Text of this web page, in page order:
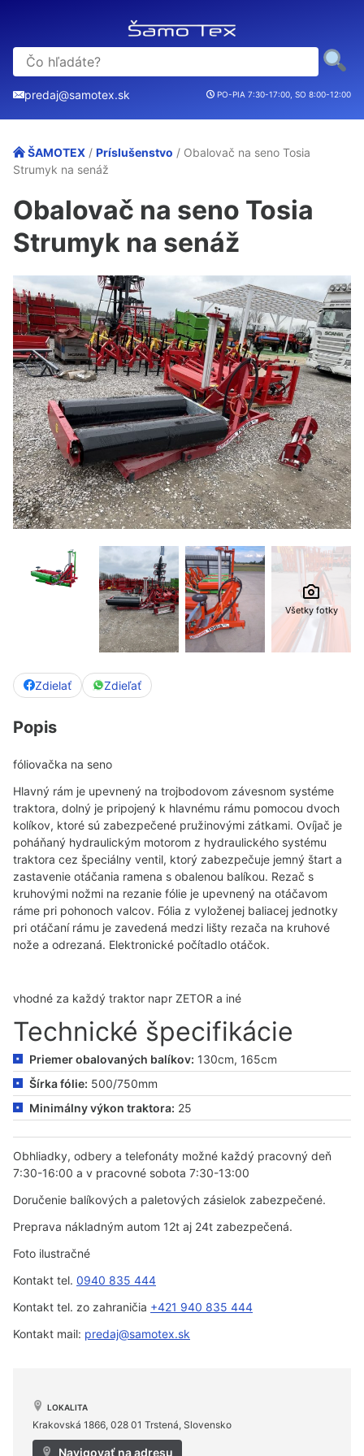
predaj@samotex.sk PO-PIA 7:30-17:00, SO 8:00-12:00
ŠAMOTEX / Príslušenstvo / Obalovač na seno Tosia
Strumyk na senáž
Obalovač na seno Tosia
Strumyk na senáž
Všetky fotky
Zdielať Zdieľať
Popis
fóliovačka na seno
Hlavný rám je upevnený na trojbodovom závesnom systéme
traktora, dolný je pripojený k hlavnému rámu pomocou dvoch
kolíkov, ktoré sú zabezpečené pružinovými zátkami. Ovíjač je
poháňaný hydraulickým motorom z hydraulického systému
traktora cez špeciálny ventil, ktorý zabezpečuje jemný štart a
zastavenie otáčania ramena s obalenou balíkou. Rezač s
kruhovými nožmi na rezanie fólie je upevnený na otáčavom
ráme pri pohonoch valcov. Fólia z vyloženej baliacej jednotky
pri otáčaní rámu je zavedená medzi lišty rezača na kruhové
nože a odrezaná. Elektronické počítadlo otáčok.
vhodné za každý traktor napr ZETOR a iné
Technické špecifikácie
Priemer obalovaných balíkov: 130cm, 165cm
Šírka fólie: 500/750mm
Minimálny výkon traktora: 25
Obhliadky, odbery a telefonáty možné každý pracovný deň
7:30-16:00 a v pracovné sobota 7:30-13:00
Doručenie balíkových a paletových zásielok zabezpečené.
Preprava nákladným autom 12t aj 24t zabezpečená.
Foto ilustračné
Kontakt tel. 0940 835 444
Kontakt tel. zo zahraničia +421 940 835 444
Kontakt mail: predaj@samotex.sk
LOKALITA
Krakovská 1866, 028 01 Trstená, Slovensko
Navigovať na adresu